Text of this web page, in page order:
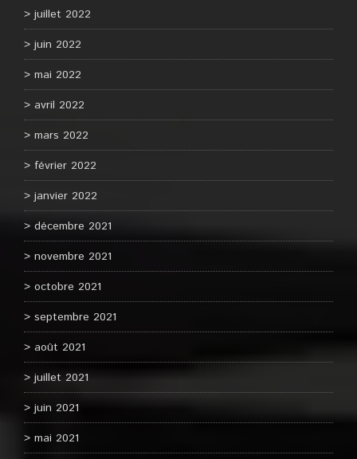
juillet 2022
juin 2022
mai 2022
avril 2022
mars 2022
février 2022
janvier 2022
décembre 2021
novembre 2021
octobre 2021
septembre 2021
août 2021
juillet 2021
juin 2021
mai 2021